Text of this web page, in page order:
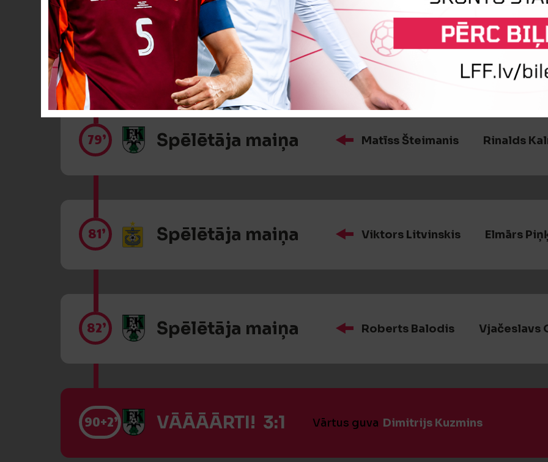
78’ Spēlētāja maiņa Vitālijs Barinovs Dāvis
79’ Spēlētāja maiņa Matīss Šteimanis Rinalds
81’ Spēlētāja maiņa Viktors Litvinskis Elmārs
82’ Spēlētāja maiņa Roberts Balodis Vjačeslavs
90+2’ VĀĀĀĀRTI! 3:1 Vārtus guva Dimitrijs Kuzmins